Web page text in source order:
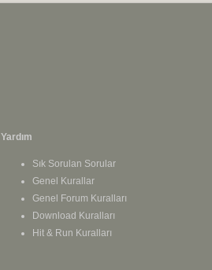
Yardım
Sık Sorulan Sorular
Genel Kurallar
Genel Forum Kuralları
Download Kuralları
Hit & Run Kuralları